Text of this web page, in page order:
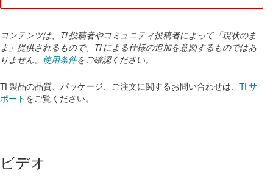
コンテンツは、TI 投稿者やコミュニティ投稿者によって「現状のま
ま」提供されるもので、TI による仕様の追加を意図するものではあ
りません。 使用条件をご確認ください。
TI 製品の品質、パッケージ、ご注文に関するお問い合わせは、 TI サ
ポート をご覧ください。
ビデオ